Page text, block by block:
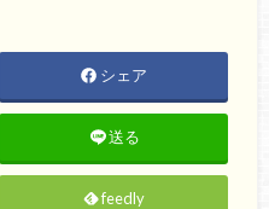
シェア
送る
feedly